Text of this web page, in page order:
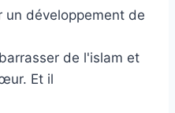
développement de
de l'islam et
Et il